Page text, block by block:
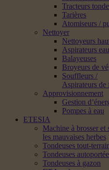
Tracteurs
Tarières
Atomiseurs /
Nettoyer
Nettoyeurs
Aspirateurs
Balayeuses
Broyeurs de
Souffleurs /
Aspirateurs de
Approvisionnement
Gestion
Pompes à eau
ETESIA
Machine à brosser et
les mauvaises herbes
Tondeuses tout-
Tondeuses
Tondeuses à gazon